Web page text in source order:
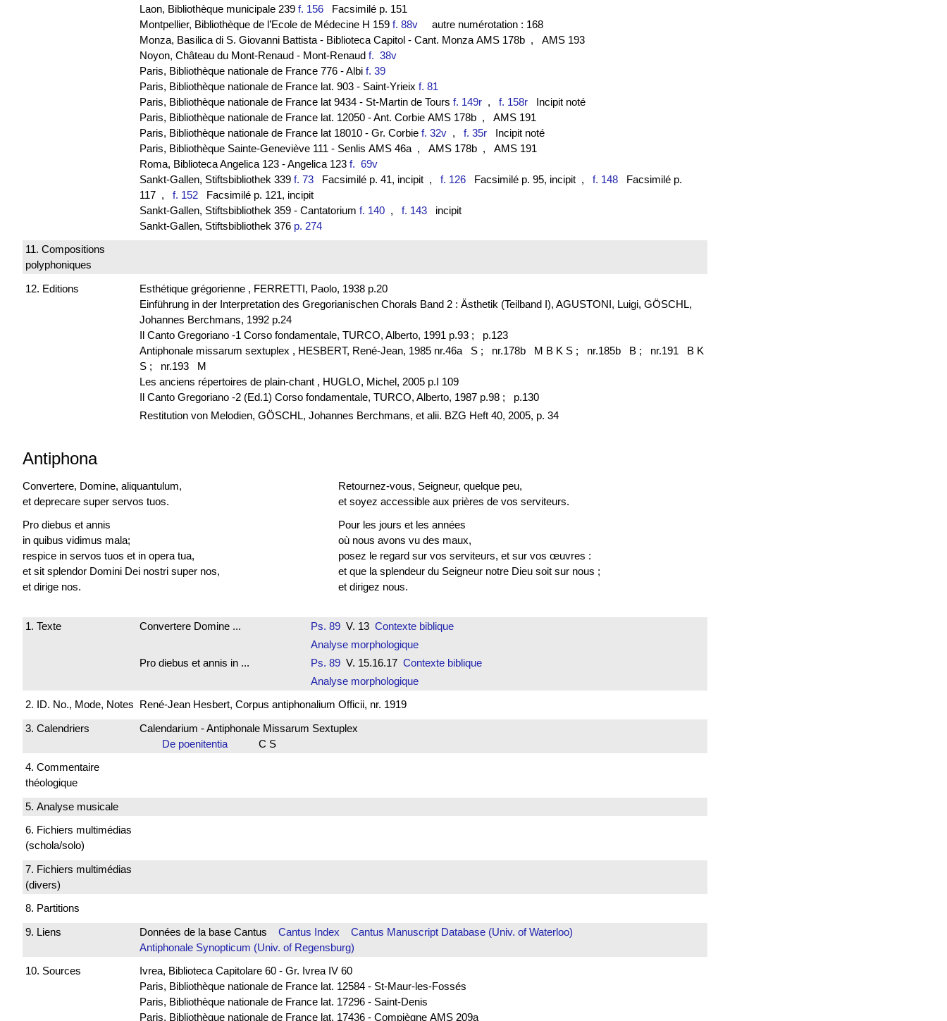
Laon, Bibliothèque municipale 239 f. 156Facsimilé p. 151
Montpellier, Bibliothèque de l’Ecole de Médecine H 159 f. 88vautre numérotation : 168
Monza, Basilica di S. Giovanni Battista - Biblioteca Capitol - Cant. Monza AMS 178b, AMS 193
Noyon, Château du Mont-Renaud - Mont-Renaud f. 38v
Paris, Bibliothèque nationale de France 776 - Albi f. 39
Paris, Bibliothèque nationale de France lat. 903 - Saint-Yrieix f. 81
Paris, Bibliothèque nationale de France lat 9434 - St-Martin de Tours f. 149r, f. 158rIncipit noté
Paris, Bibliothèque nationale de France lat. 12050 - Ant. Corbie AMS 178b, AMS 191
Paris, Bibliothèque nationale de France lat 18010 - Gr. Corbie f. 32v, f. 35rIncipit noté
Paris, Bibliothèque Sainte-Geneviève 111 - Senlis AMS 46a, AMS 178b, AMS 191
Roma, Biblioteca Angelica 123 - Angelica 123 f. 69v
Sankt-Gallen, Stiftsbibliothek 339 f. 73Facsimilé p. 41, incipit, f. 126Facsimilé p. 95, incipit, f. 148Facsimilé p.
117, f. 152Facsimilé p. 121, incipit
Sankt-Gallen, Stiftsbibliothek 359 - Cantatorium f. 140, f. 143incipit
Sankt-Gallen, Stiftsbibliothek 376 p. 274
11. Compositions
polyphoniques
12. Editions
Esthétique grégorienne , FERRETTI, Paolo, 1938 p.20
Einführung in der Interpretation des Gregorianischen Chorals Band 2 : Ästhetik (Teilband I), AGUSTONI, Luigi, GÖSCHL,
Johannes Berchmans, 1992 p.24
Il Canto Gregoriano -1 Corso fondamentale, TURCO, Alberto, 1991 p.93 ;
p.123
Antiphonale missarum sextuplex , HESBERT, René-Jean, 1985 nr.46a S ;
nr.178b M B K S ; nr.185b B ;
nr.191 B K
S ;
nr.193 M
Les anciens répertoires de plain-chant , HUGLO, Michel, 2005 p.I 109
Il Canto Gregoriano -2 (Ed.1) Corso fondamentale, TURCO, Alberto, 1987 p.98 ;
p.130
Restitution von Melodien, GÖSCHL, Johannes Berchmans, et alii. BZG Heft 40, 2005, p. 34
Antiphona
Convertere, Domine, aliquantulum,
et deprecare super servos tuos.
Retournez-vous, Seigneur, quelque peu,
et soyez accessible aux prières de vos serviteurs.
Pro diebus et annis
in quibus vidimus mala;
respice in servos tuos et in opera tua,
et sit splendor Domini Dei nostri super nos,
et dirige nos.
Pour les jours et les années
où nous avons vu des maux,
posez le regard sur vos serviteurs, et sur vos œuvres :
et que la splendeur du Seigneur notre Dieu soit sur nous ;
et dirigez nous.
1. Texte Convertere Domine ... Ps. 89V. 13 Contexte biblique
Analyse morphologique
Pro diebus et annis in ...
Ps. 89V. 15.16.17 Contexte biblique
Analyse morphologique
2. ID. No., Mode, Notes René-Jean Hesbert, Corpus antiphonalium Officii, nr. 1919
3. Calendriers
Calendarium - Antiphonale Missarum Sextuplex
De poenitentia
C S
4. Commentaire
théologique
5. Analyse musicale
6. Fichiers multimédias
(schola/solo)
7. Fichiers multimédias
(divers)
8. Partitions
9. Liens
Données de la base Cantus Cantus Index
Cantus Manuscript Database (Univ. of Waterloo)
Antiphonale Synopticum (Univ. of Regensburg)
10. Sources
Ivrea, Biblioteca Capitolare 60 - Gr. Ivrea IV 60
Paris, Bibliothèque nationale de France lat. 12584 - St-Maur-les-Fossés
Paris, Bibliothèque nationale de France lat. 17296 - Saint-Denis
Paris, Bibliothèque nationale de France lat. 17436 - Compiègne AMS 209a